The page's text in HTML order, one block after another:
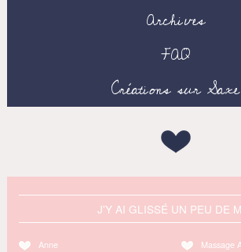
Archives
FAQ
Créations sur Saxe
J'Y AI GLISSÉ UN PEU DE
Anne
Massage